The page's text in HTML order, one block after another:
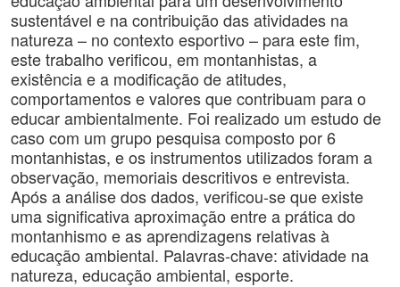
sustentável e na contribuição das atividades na
natureza – no contexto esportivo – para este fim,
este trabalho verificou, em montanhistas, a
existência e a modificação de atitudes,
comportamentos e valores que contribuam para o
educar ambientalmente. Foi realizado um estudo de
caso com um grupo pesquisa composto por 6
montanhistas, e os instrumentos utilizados foram a
observação, memoriais descritivos e entrevista.
Após a análise dos dados, verificou-se que existe
uma significativa aproximação entre a prática do
montanhismo e as aprendizagens relativas à
educação ambiental. Palavras-chave: atividade na
natureza, educação ambiental, esporte.